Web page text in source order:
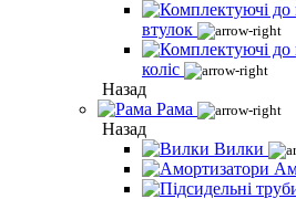
втулок
коліс
Назад
Рама
Назад
Вилки